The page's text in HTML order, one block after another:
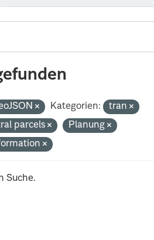
Kategorien:
tran
parcels
Planung
Suche.